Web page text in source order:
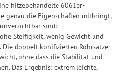
hitzebehandelte 6061er-
genau die Eigenschaften mitbringt,
sind:
Steifigkeit, wenig Gewicht und
doppelt konifizierten Rohrsätze
ohne dass die Stabilität und
Das Ergebnis: extrem leichte,